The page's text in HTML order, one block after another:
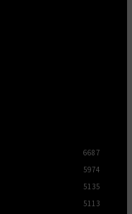
6687
5974
5135
5113